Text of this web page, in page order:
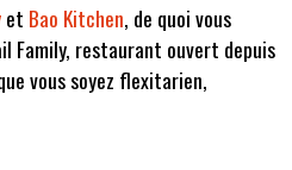
et Bao Kitchen, de quoi vous
Family, restaurant ouvert depuis
vous soyez flexitarien,